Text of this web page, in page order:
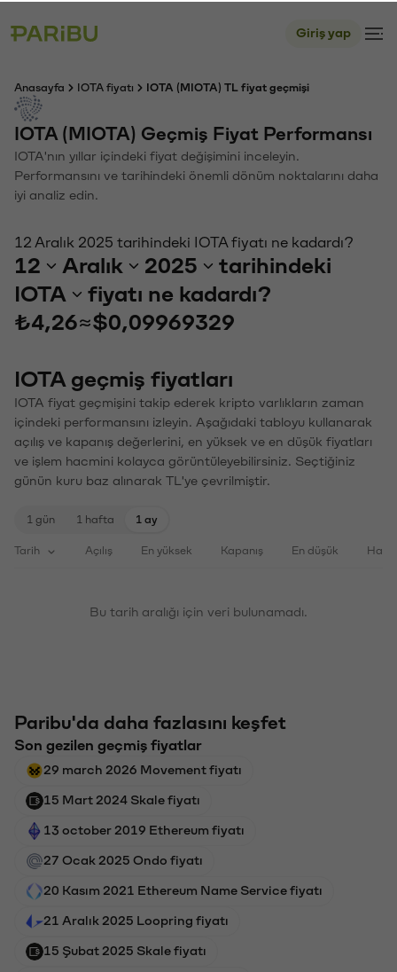
Giriş yap
Anasayfa IOTA fiyatı IOTA (MIOTA) TL fiyat geçmişi
IOTA (MIOTA) Geçmiş Fiyat Performansı
IOTA'nın yıllar içindeki fiyat değişimini inceleyin.
Performansını ve tarihindeki önemli dönüm noktalarını daha
iyi analiz edin.
12 Aralık 2025 tarihindeki IOTA fiyatı ne kadardı?
12 Aralık 2025
tarihindeki
IOTA
fiyatı ne kadardı?
₺4,26≈$0,09969329
IOTA geçmiş fiyatları
IOTA fiyat geçmişini takip ederek kripto varlıkların zaman
içindeki performansını izleyin. Aşağıdaki tabloyu kullanarak
açılış ve kapanış değerlerini, en yüksek ve en düşük fiyatları
ve işlem hacmini kolayca görüntüleyebilirsiniz. Seçtiğiniz
günün kuru baz alınarak TL'ye çevrilmiştir.
1 gün 1 hafta 1 ay
Tarih Açılış En yüksek Kapanış En düşük
Bu tarih aralığı için veri bulunamadı.
Paribu'da daha fazlasını keşfet
Son gezilen geçmiş fiyatlar
29 march 2026 Movement fiyatı
15 Mart 2024 Skale fiyatı
13 october 2019 Ethereum fiyatı
27 Ocak 2025 Ondo fiyatı
20 Kasım 2021 Ethereum Name Service fiyatı
21 Aralık 2025 Loopring fiyatı
15 Şubat 2025 Skale fiyatı